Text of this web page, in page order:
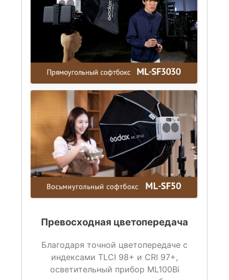
Превосходная цветопередача
Благодаря точной цветопередаче с
индексами TLCI 98+ и CRI 97+,
осветительный прибор ML100Bi